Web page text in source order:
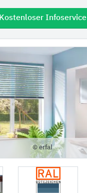
Kostenloser Infoservice
© erfal